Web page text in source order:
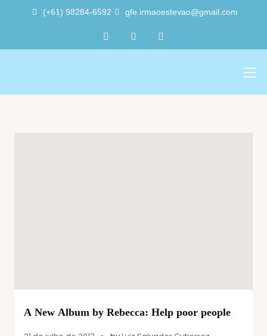
(+61) 98284-6592 gfe.irmaoestevao@gmail.com
A New Album by Rebecca: Help poor people